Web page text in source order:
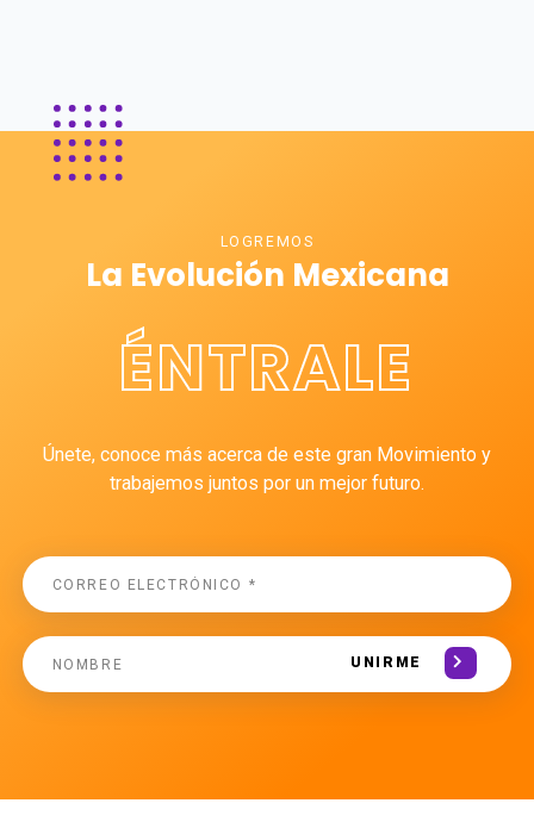
LOGREMOS
La Evolución Mexicana
ÉNTRALE
Únete, conoce más acerca de este gran Movimiento y
trabajemos juntos por un mejor futuro.
UNIRME